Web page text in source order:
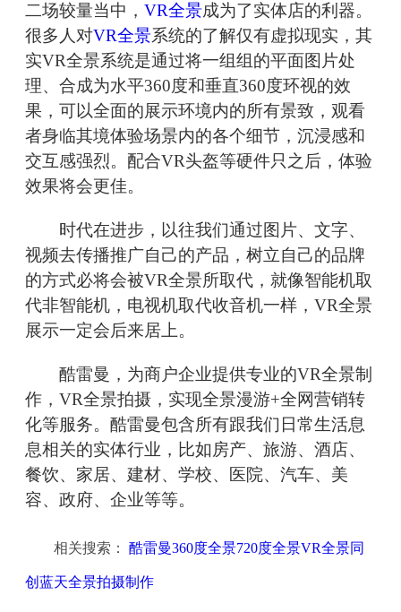
二场较量当中， VR全景成为了实体店的利器。
很多人对VR全景系统的了解仅有虚拟现实，其
实VR全景系统是通过将一组组的平面图片处
理、合成为水平360度和垂直360度环视的效
果，可以全面的展示环境内的所有景致，观看
者身临其境体验场景内的各个细节，沉浸感和
交互感强烈。配合VR头盔等硬件只之后，体验
效果将会更佳。
时代在进步，以往我们通过图片、文字、
视频去传播推广自己的产品，树立自己的品牌
的方式必将会被VR全景所取代，就像智能机取
代非智能机，电视机取代收音机一样，VR全景
展示一定会后来居上。
酷雷曼，为商户企业提供专业的VR全景制
作，VR全景拍摄，实现全景漫游+全网营销转
化等服务。酷雷曼包含所有跟我们日常生活息
息相关的实体行业，比如房产、旅游、酒店、
餐饮、家居、建材、学校、医院、汽车、美
容、政府、企业等等。
相关搜索： 酷雷曼360度全景720度全景VR全景同
创蓝天全景拍摄制作